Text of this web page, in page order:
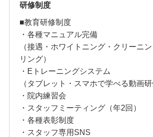
研修制度
■教育研修制度
・各種マニュアル完備
（接遇・ホワイトニング・クリーニ
リング）
・Eトレーニングシステム
（タブレット・スマホで学べる動画研
・院内練習会
・スタッフミーティング（年2回）
・各種表彰制度
・スタッフ専用SNS